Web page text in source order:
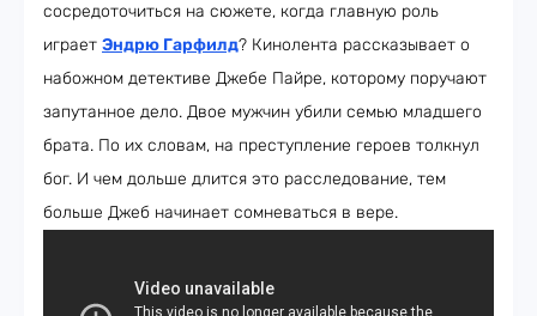
сосредоточиться на сюжете, когда главную роль
играет Эндрю Гарфилд? Кинолента рассказывает о
набожном детективе Джебе Пайре, которому поручают
запутанное дело. Двое мужчин убили семью младшего
брата. По их словам, на преступление героев толкнул
бог. И чем дольше длится это расследование, тем
больше Джеб начинает сомневаться в вере.